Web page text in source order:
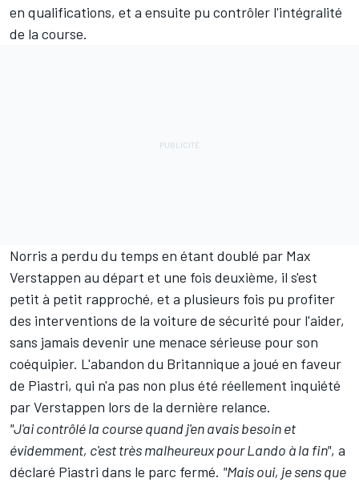
en qualifications, et a ensuite pu contrôler l'intégralité
de la course.
Norris a perdu du temps en étant doublé par Max
Verstappen au départ et une fois deuxième, il s'est
petit à petit rapproché, et a plusieurs fois pu profiter
des interventions de la voiture de sécurité pour l'aider,
sans jamais devenir une menace sérieuse pour son
coéquipier. L'abandon du Britannique a joué en faveur
de Piastri, qui n'a pas non plus été réellement inquiété
par Verstappen lors de la dernière relance.
"J'ai contrôlé la course quand j'en avais besoin et
évidemment, c'est très malheureux pour Lando à la fin", a
déclaré Piastri dans le parc fermé. "Mais oui, je sens que